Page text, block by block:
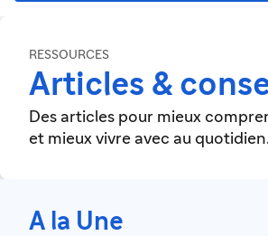
RESSOURCES
Articles &
Des articles pour mieux
et mieux vivre avec au
A la Une